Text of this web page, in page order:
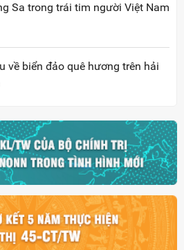
Sa trong trái tim người Việt Nam
về biển đảo quê hương trên hải